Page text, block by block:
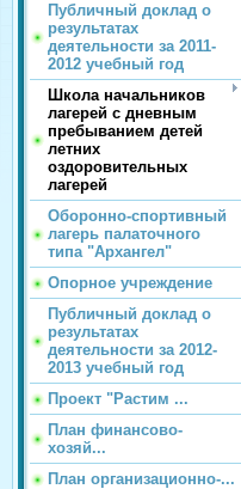
Публичный доклад о
результатах
деятельности за 2011-
2012 учебный год
Школа начальников
лагерей с дневным
пребыванием детей
летних
оздоровительных
лагерей
Оборонно-спортивный
лагерь палаточного
типа "Архангел"
Опорное учреждение
Публичный доклад о
результатах
деятельности за 2012-
2013 учебный год
Проект "Растим ...
План финансово-
хозяй...
План организационно-...